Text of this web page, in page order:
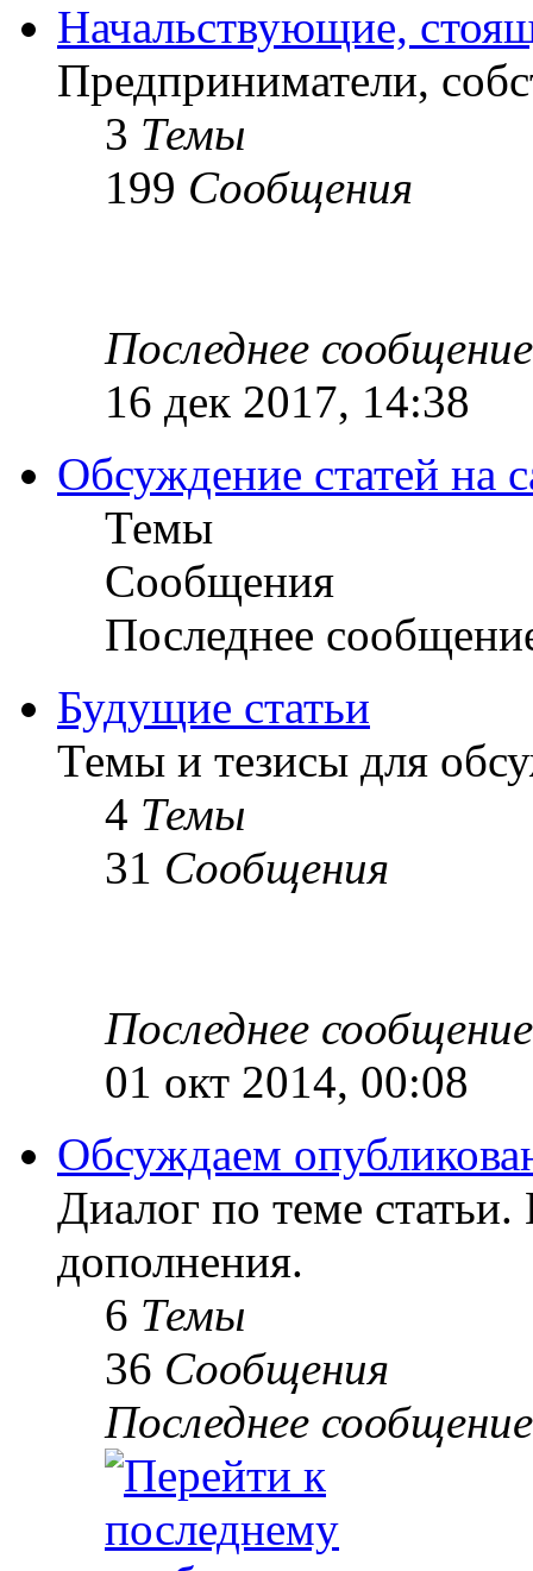
Начальствующие,
Предприниматели,
3 Темы
199 Сообщения
Последнее сообщение
16 дек 2017, 14:38
Обсуждение статей на
Темы
Сообщения
Последнее
Будущие статьи
Темы и тезисы для
4 Темы
31 Сообщения
Последнее сообщение
01 окт 2014, 00:08
Обсуждаем
Диалог по теме
дополнения.
6 Темы
36 Сообщения
Последнее сообщение